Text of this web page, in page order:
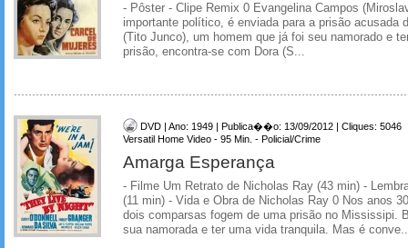
- Pôster - Clipe Remix 0 Evangelina Campos
importante político, é enviada para a prisão acusada
(Tito Junco), um homem que já foi seu namorado e
prisão, encontra-se com Dora (S...
DVD | Ano: 1949 | Publica��o: 13/09/2012 | Cliques: 5046
Versatil Home Video - 95 Min. - Policial/Crime
Amarga Esperança
- Filme Um Retrato de Nicholas Ray (43 min) -
(11 min) - Vida e Obra de Nicholas Ray 0 Nos anos
dois comparsas fogem de uma prisão no Mississipi.
sua namorada e ter uma vida tranquila. Mas é